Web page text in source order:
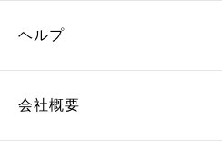
ヘルプ
会社概要